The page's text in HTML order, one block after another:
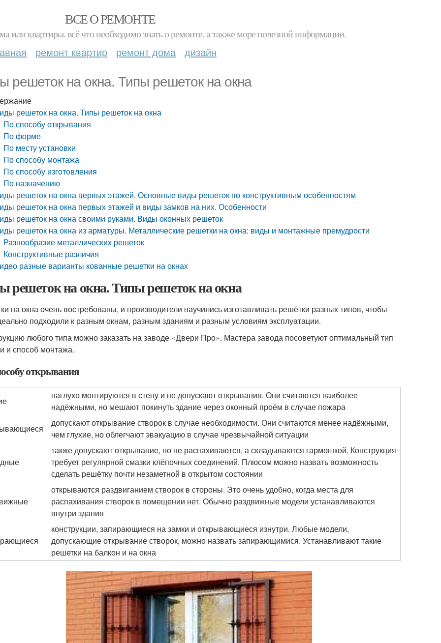
ВСЕ О РЕМОНТЕ
или квартиры. всё что необходимо знать о ремонте, а также море полезной информации.
ремонт квартир ремонт дома дизайн
решеток на окна. Типы решеток на окна
решеток на окна. Типы решеток на окна
По способу открывания
По форме
По месту установки
По способу монтажа
По способу изготовления
По назначению
решеток на окна первых этажей. Основные виды решеток по конструктивным особенностям
решеток на окна первых этажей и виды замков на них. Особенности
решеток на окна своими руками. Виды оконных решеток
решеток на окна из арматуры. Металлические решетки на окна: виды и монтажные премудрости
Разнообразие металлических решеток
Конструктивные различия
разные варианты кованные решетки на окнах
решеток на окна. Типы решеток на окна
на окна очень востребованы, и производители научились изготавливать решётки разных типов, чтобы
подходили к разным окнам, разным зданиям и разным условиям эксплуатации.
любого типа можно заказать на заводе «Двери Про». Мастера завода посоветуют оптимальный тип
и способ монтажа.
открывания
наглухо монтируются в стену и не допускают открывания. Они считаются наиболее
надёжными, но мешают покинуть здание через оконный проём в случае пожара
допускают открывание створок в случае необходимости. Они считаются менее надёжными,
чем глухие, но облегчают эвакуацию в случае чрезвычайной ситуации
также допускают открывание, но не распахиваются, а складываются гармошкой. Конструкция
требует регулярной смазки клёпочных соединений. Плюсом можно назвать возможность
сделать решётку почти незаметной в открытом состоянии
открываются раздвиганием створок в стороны. Это очень удобно, когда места для
распахивания створок в помещении нет. Обычно раздвижные модели устанавливаются
внутри здания
конструкции, запирающиеся на замки и открывающиеся изнутри. Любые модели,
допускающие открывание створок, можно назвать запирающимися. Устанавливают такие
решетки на балкон и на окна